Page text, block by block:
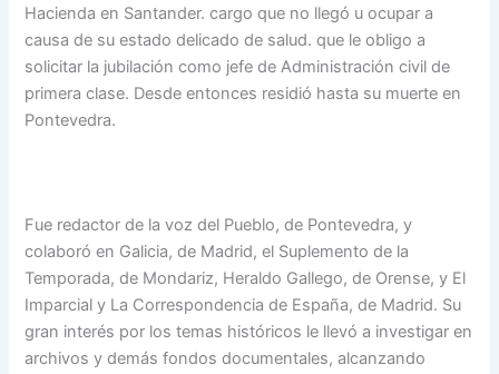
Hacienda en Santander. cargo que no llegó u ocupar a
causa de su estado delicado de salud. que le obligo a
solicitar la jubilación como jefe de Administración civil de
primera clase. Desde entonces residió hasta su muerte en
Pontevedra.
Fue redactor de la voz del Pueblo, de Pontevedra, y
colaboró en Galicia, de Madrid, el Suplemento de la
Temporada, de Mondariz, Heraldo Gallego, de Orense, y El
Imparcial y La Correspondencia de España, de Madrid. Su
gran interés por los temas históricos le llevó a investigar en
archivos y demás fondos documentales, alcanzando